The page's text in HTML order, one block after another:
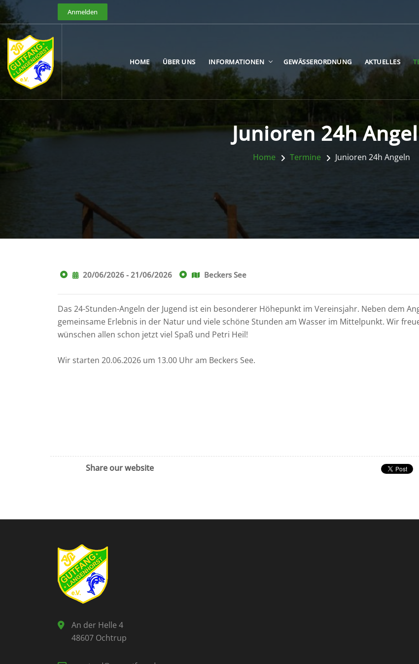
Anmelden
HOME ÜBER UNS INFORMATIONEN GEWÄSSERORDNUNG AKTUELLES
Junioren 24h
Home Termine Junioren 24h Angeln
20/06/2026 - 21/06/2026 Beckers See
Das 24-Stunden-Angeln der Jugend ist ein besonderer Höhepunkt im Vereinsjahr. Neben dem
gemeinsame Erlebnis in der Natur und viele schöne Stunden am Wasser im Mittelpunkt. Wir
wünschen allen schon jetzt viel Spaß und Petri Heil!
Wir starten 20.06.2026 um 13.00 Uhr am Beckers See.
Share our website
An der Helle 4
48607 Ochtrup